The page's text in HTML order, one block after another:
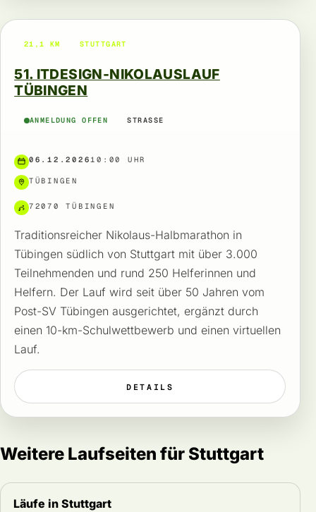
21,1 KM STUTTGART
51. ITDESIGN-NIKOLAUSLAUF
TÜBINGEN
ANMELDUNG OFFEN STRASSE
06.12.202610:00 UHR
TÜBINGEN
72070 TÜBINGEN
Traditionsreicher Nikolaus-Halbmarathon in
Tübingen südlich von Stuttgart mit über 3.000
Teilnehmenden und rund 250 Helferinnen und
Helfern. Der Lauf wird seit über 50 Jahren vom
Post-SV Tübingen ausgerichtet, ergänzt durch
einen 10-km-Schulwettbewerb und einen virtuellen
Lauf.
DETAILS
Weitere Laufseiten für Stuttgart
Läufe in Stuttgart